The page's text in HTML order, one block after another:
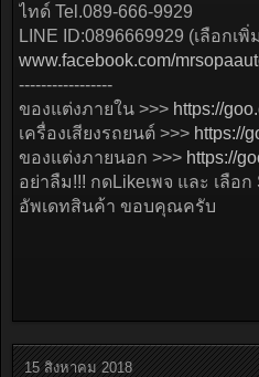
ไทด์ Tel.089-666-9929
LINE ID:0896669929 (เลือกเ
www.facebook.com/
-----------------
ของแต่งภายใน >>> https://
เครื่องเสียงรถยนต์ >>> https://
ของแต่งภายนอก >>> https://
อย่าลืม!!! กดLikeเพจ และ เลือ
อัพเดทสินค้า ขอบคุณครับ
15 สิงหาคม 2018